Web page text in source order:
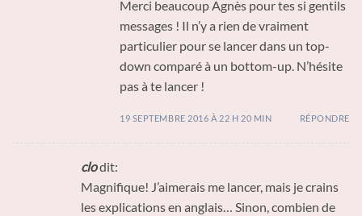
Merci beaucoup Agnès pour tes si gentils
messages ! Il n’y a rien de vraiment
particulier pour se lancer dans un top-
down comparé à un bottom-up. N’hésite
pas à te lancer !
19 SEPTEMBRE 2016 À 22 H 20 MIN RÉPONDRE
clodit:
Magnifique! J’aimerais me lancer, mais je crains
les explications en anglais… Sinon, combien de